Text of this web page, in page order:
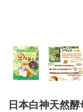
日本白神天然